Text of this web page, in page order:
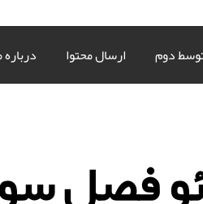
دوم ارسال محتوا درباره
فصل